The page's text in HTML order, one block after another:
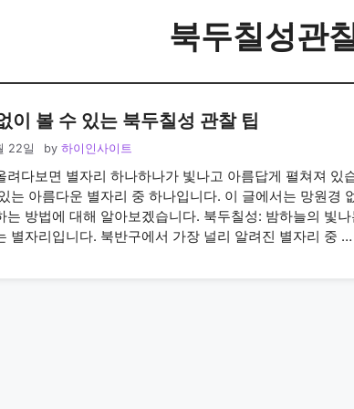
북두칠성관
이 볼 수 있는 북두칠성 관찰 팁
22일 by 하이인사이트
려다보면 별자리 하나하나가 빛나고 아름답게 펼쳐져
는 아름다운 별자리 중 하나입니다. 이 글에서는 망원경
는 방법에 대해 알아보겠습니다. 북두칠성: 밤하늘의 빛
별자리입니다. 북반구에서 가장 널리 알려진 별자리 중 …